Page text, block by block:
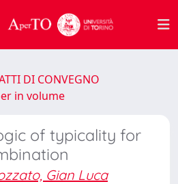
DI CONVEGNO
in volume
of typicality for
Gian Luca